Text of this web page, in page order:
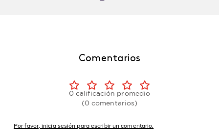
Comentarios
0 calificación promedio
(0 comentarios)
Por favor, inicia sesión para escribir un comentario.